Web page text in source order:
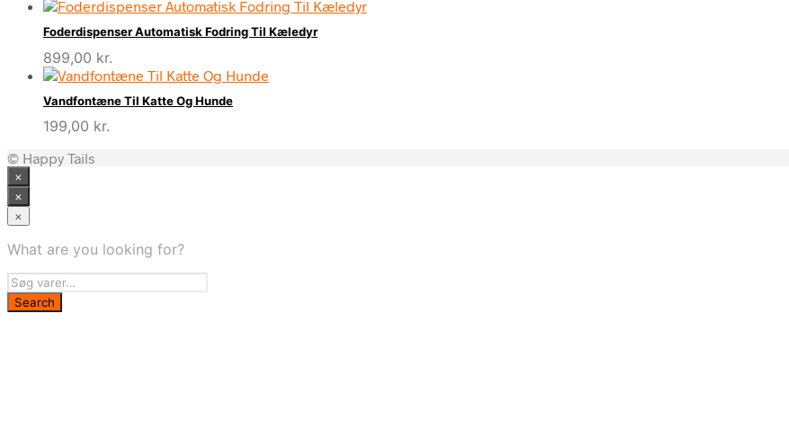
Foderdispenser Automatisk Fodring Til Kæledyr
899,00 kr.
Vandfontæne Til Katte Og Hunde
199,00 kr.
© Happy Tails
×
×
×
What are you looking for?